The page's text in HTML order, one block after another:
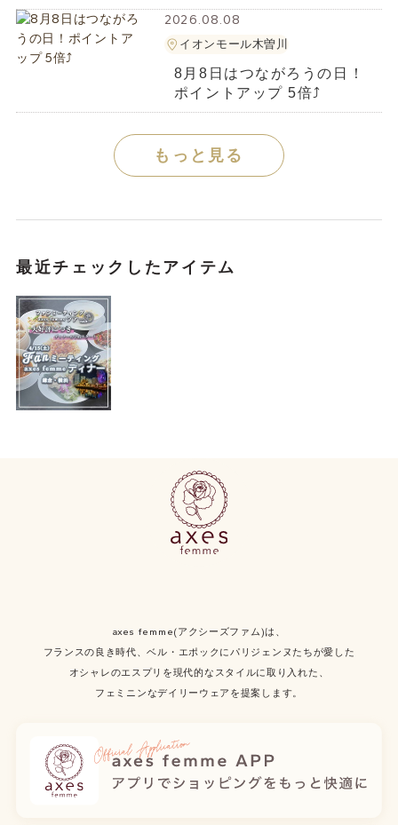
2026.08.08
イオンモール木曽川
8月8日はつながろうの日！
ポイントアップ 5倍⤴️
もっと見る
最近チェックしたアイテム
axes femme(アクシーズファム)は、
フランスの良き時代、ベル・エポックにパリジェンヌたちが愛した
オシャレのエスプリを現代的なスタイルに取り入れた、
フェミニンなデイリーウェアを提案します。